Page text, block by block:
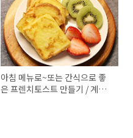
아침 메뉴로~또는 간식으로 좋
은 프렌치토스트 만들기 / 계란